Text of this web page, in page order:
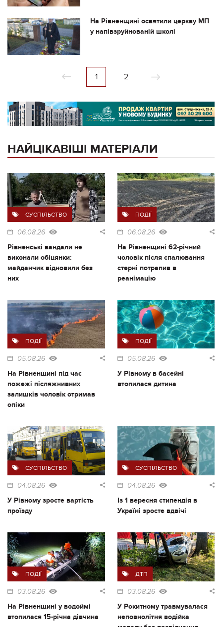
На Рівненщині освятили церкву МП
у напівзруйнованій школі
1 2
НАЙЦІКАВІШІ МАТЕРІАЛИ
СУСПІЛЬСТВО
06.08.26
Рівненські вандали не
виконали обіцянки:
майданчик відновили без
них
ПОДІЇ
06.08.26
На Рівненщині 62-річний
чоловік після спалювання
стерні потрапив в
реанімацію
ПОДІЇ
05.08.26
На Рівненщині під час
пожежі післяжнивних
залишків чоловік отримав
опіки
ПОДІЇ
05.08.26
У Рівному в басейні
втопилася дитина
СУСПІЛЬСТВО
04.08.26
У Рівному зросте вартість
проїзду
СУСПІЛЬСТВО
04.08.26
Із 1 вересня стипендія в
Україні зросте вдвічі
ПОДІЇ
03.08.26
На Рівненщині у водоймі
втопилася 15-річна дівчина
ДТП
03.08.26
У Рокитному травмувалася
неповнолітня водійка